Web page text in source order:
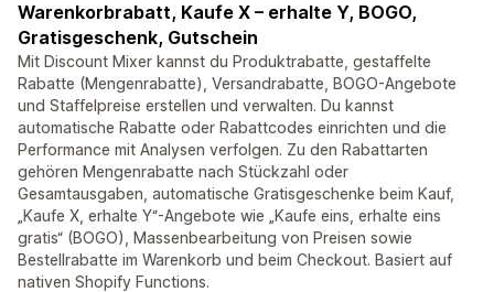
Warenkorbrabatt, Kaufe X – erhalte Y, BOGO,
Gratisgeschenk, Gutschein
Mit Discount Mixer kannst du Produktrabatte, gestaffelte
Rabatte (Mengenrabatte), Versandrabatte, BOGO-Angebote
und Staffelpreise erstellen und verwalten. Du kannst
automatische Rabatte oder Rabattcodes einrichten und die
Performance mit Analysen verfolgen. Zu den Rabattarten
gehören Mengenrabatte nach Stückzahl oder
Gesamtausgaben, automatische Gratisgeschenke beim Kauf,
„Kaufe X, erhalte Y“-Angebote wie „Kaufe eins, erhalte eins
gratis“ (BOGO), Massenbearbeitung von Preisen sowie
Bestellrabatte im Warenkorb und beim Checkout. Basiert auf
nativen Shopify Functions.